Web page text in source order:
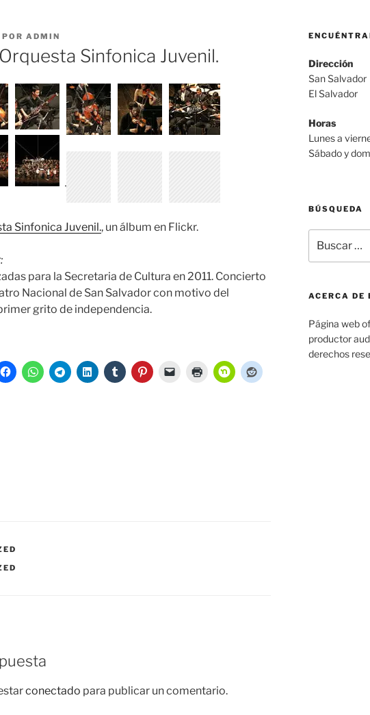
POR ADMIN
Sinfonica Juvenil.
Sinfonica Juvenil., un álbum en Flickr.
para la Secretaria de Cultura en 2011. Concierto
Nacional de San Salvador con motivo del
grito de independencia.
conectado para publicar un comentario.
Dirección
San Salvador
El Salvador
Horas
Lunes a
Sábado y
BÚSQUEDA
por:
ACERCA DE
Página web
productor
derechos